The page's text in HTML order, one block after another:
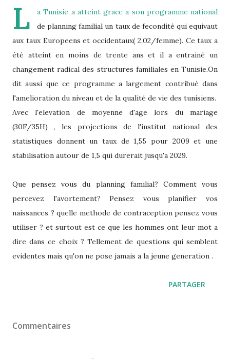
L
a Tunisie a atteint grace a son programme national
de planning familial un taux de fecondité qui equivaut
aux taux Europeens et occidentaux( 2,02/femme). Ce taux a
été atteint en moins de trente ans et il a entrainé un
changement radical des structures familiales en Tunisie.On
dit aussi que ce programme a largement contribué dans
l'amelioration du niveau et de la qualité de vie des tunisiens.
Avec l'elevation de moyenne d'age lors du mariage
(30F/35H) , les projections de l'institut national des
statistiques donnent un taux de 1,55 pour 2009 et une
stabilisation autour de 1,5 qui durerait jusqu'a 2029.
Que pensez vous du planning familial? Comment vous
percevez l'avortement? Pensez vous planifier vos
naissances ? quelle methode de contraception pensez vous
utiliser ? et surtout est ce que les hommes ont leur mot a
dire dans ce choix ? Tellement de questions qui semblent
evidentes mais qu'on ne pose jamais a la jeune generation .
PARTAGER
Commentaires